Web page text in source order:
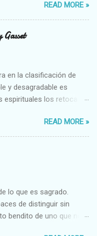
READ MORE »
en la clasificación de
y desagradable es
los retoca.
Enfermo Selecto-
3 ESPIRITUALES a)
Aproximado
malo Bondadoso-
Leal-Desleal,etc.
Santo-Pr...
READ MORE »
lo que es sagrado.
de distinguir sin
bendito de uno que no